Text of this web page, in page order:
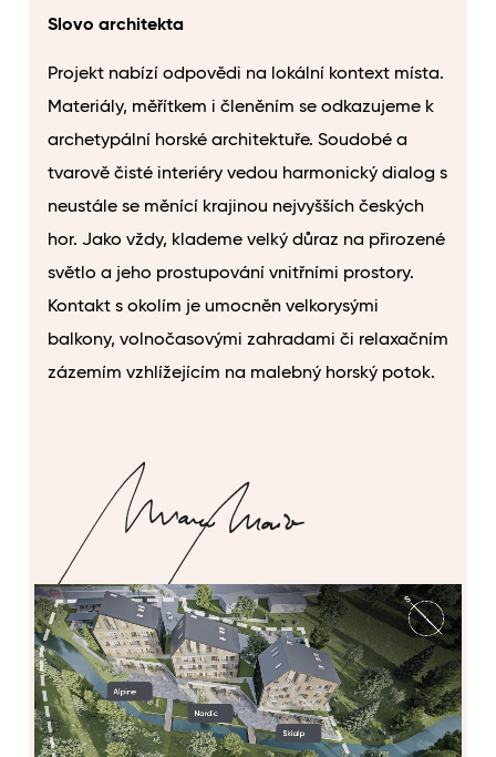
Slovo architekta
Projekt nabízí odpovědi na lokální kontext místa.
Materiály, měřítkem i členěním se odkazujeme k
archetypální horské architektuře. Soudobé a
tvarově čisté interiéry vedou harmonický dialog s
neustále se měnící krajinou nejvyšších českých
hor. Jako vždy, klademe velký důraz na přirozené
světlo a jeho prostupování vnitřními prostory.
Kontakt s okolím je umocněn velkorysými
balkony, volnočasovými zahradami či relaxačním
zázemím vzhlížejícím na malebný horský potok.
MARCO MAIO
Architekt a odborný garant projektu